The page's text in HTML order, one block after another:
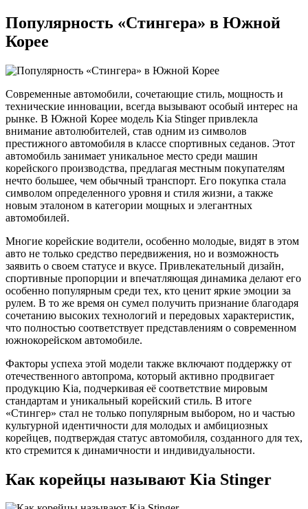
Популярность «Стингера» в Южной
Корее
Современные автомобили, сочетающие стиль, мощность и
технические инновации, всегда вызывают особый интерес на
рынке. В Южной Корее модель Kia Stinger привлекла
внимание автолюбителей, став одним из символов
престижного автомобиля в классе спортивных седанов. Этот
автомобиль занимает уникальное место среди машин
корейского производства, предлагая местным покупателям
нечто большее, чем обычный транспорт. Его покупка стала
символом определенного уровня и стиля жизни, а также
новым эталоном в категории мощных и элегантных
автомобилей.
Многие корейские водители, особенно молодые, видят в этом
авто не только средство передвижения, но и возможность
заявить о своем статусе и вкусе. Привлекательный дизайн,
спортивные пропорции и впечатляющая динамика делают его
особенно популярным среди тех, кто ценит яркие эмоции за
рулем. В то же время он сумел получить признание благодаря
сочетанию высоких технологий и передовых характеристик,
что полностью соответствует представлениям о современном
южнокорейском автомобиле.
Факторы успеха этой модели также включают поддержку от
отечественного автопрома, который активно продвигает
продукцию Kia, подчеркивая её соответствие мировым
стандартам и уникальный корейский стиль. В итоге
«Стингер» стал не только популярным выбором, но и частью
культурной идентичности для молодых и амбициозных
корейцев, подтверждая статус автомобиля, созданного для тех,
кто стремится к динамичности и индивидуальности.
Как корейцы называют Kia Stinger